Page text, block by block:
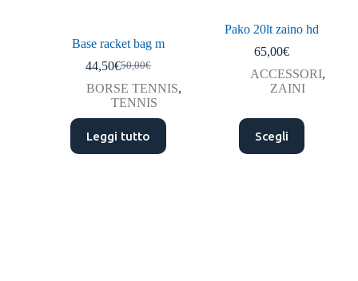
Base racket bag m
50,00€
44,50€
BORSE TENNIS,
TENNIS
Leggi tutto
Pako 20lt zaino hd
65,00€
ACCESSORI,
ZAINI
Scegli